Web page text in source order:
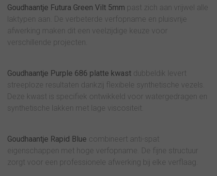
Goudhaantje Futura Green Vilt 5mm past zich aan vrijwel alle
laktypen aan. De verbeterde verfopname en pluisvrije
afwerking maken dit een veelzijdige keuze voor
verschillende projecten.
Goudhaantje Purple 686 platte kwast dubbeldik levert
streeploze resultaten dankzij flexibele synthetische vezels.
Deze kwast is specifiek ontwikkeld voor watergedragen en
synthetische lakken met lage viscositeit.
Goudhaantje Rapid Blue combineert anti-spat
eigenschappen met hoge verfopname. De fijne structuur
zorgt voor een professionele afwerking bij elke verflaag.